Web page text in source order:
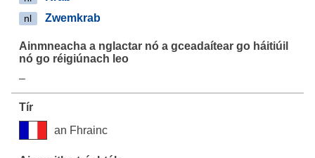
nl Zwemkrab
–
an Fhrainc